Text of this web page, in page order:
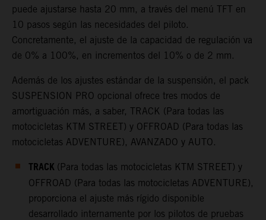
puede ajustarse hasta 20 mm, a través del menú TFT en
10 pasos según las necesidades del piloto.
Concretamente, el ajuste de la capacidad de regulación va
de 0% a 100%, en incrementos del 10% o de 2 mm.
Además de los ajustes estándar de la suspensión, el pack
SUSPENSION PRO opcional ofrece tres modos de
amortiguación más, a saber, TRACK (Para todas las
motocicletas KTM STREET) y OFFROAD (Para todas las
motocicletas ADVENTURE), AVANZADO y AUTO.
TRACK (Para todas las motocicletas KTM STREET) y
OFFROAD (Para todas las motocicletas ADVENTURE),
proporciona el ajuste más rígido disponible
desarrollado internamente por los pilotos de pruebas